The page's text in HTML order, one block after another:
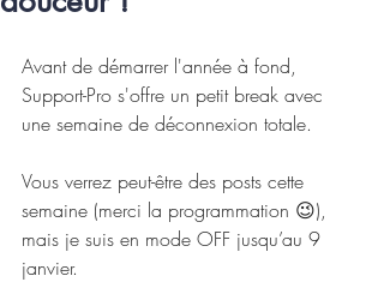
Avant de démarrer l'année à fond,
Support-Pro s'offre un petit break avec
une semaine de déconnexion totale.
Vous verrez peut-être des posts cette
semaine (merci la programmation 😉),
mais je suis en mode OFF jusqu’au 9
janvier.